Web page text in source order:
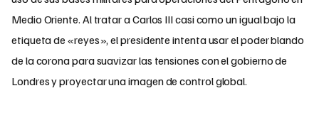
Medio Oriente. Al tratar a Carlos III casi como un igual bajo la
etiqueta de «reyes», el presidente intenta usar el poder blando
de la corona para suavizar las tensiones con el gobierno de
Londres y proyectar una imagen de control global.